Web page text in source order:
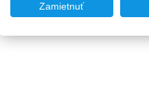
Zamietnuť